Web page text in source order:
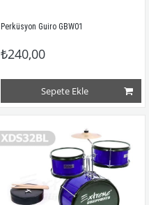
Perküsyon Guiro GBW01
₺240,00
Sepete Ekle